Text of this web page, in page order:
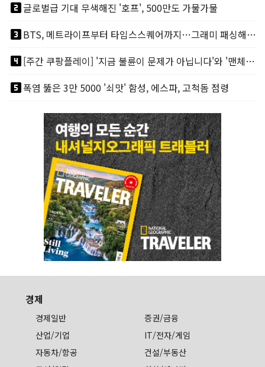
looks_two글로벌급 기대 무색해진 '호프', 500만도 가물가물
looks_3
BTS, 메트라이프부터 타임스스퀘어까지…그래미 패싱해도 미 대륙 꿀꺽
looks_4
[주간 쿠팡플레이] '지금 불륜이 문제가 아닙니다'와 '맨체스터 시티 VS 아틀레티코 마드리드 빅매치'
looks_5폭염 뚫은 3만 5000 '쇠맛' 함성, 에스파, 고척돔 점령
경제
경제일반
증권/금융
산업/기업
IT/전자/게임
자동차/항공
건설/부동산